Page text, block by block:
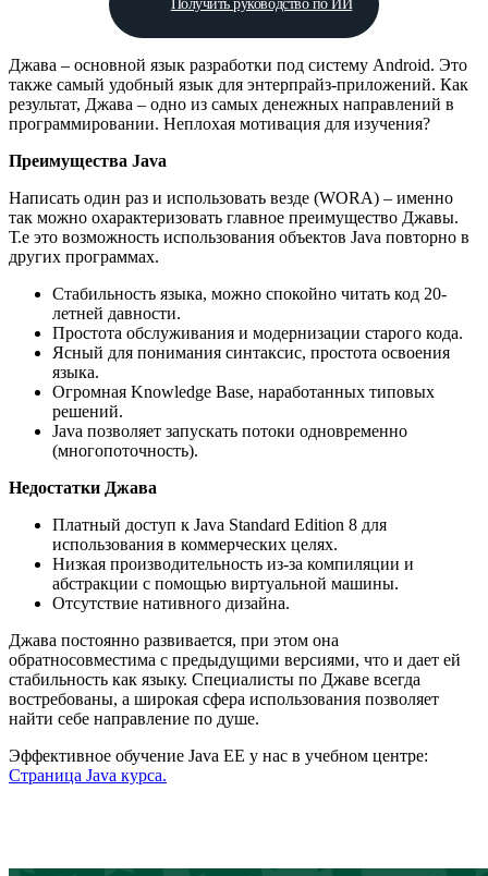
Получить руководство по ИИ
Джава – основной язык разработки под систему Android. Это
также самый удобный язык для энтерпрайз-приложений. Как
результат, Джава – одно из самых денежных направлений в
программировании. Неплохая мотивация для изучения?
Преимущества Java
Написать один раз и использовать везде (WORA) – именно
так можно охарактеризовать главное преимущество Джавы.
Т.е это возможность использования объектов Java повторно в
других программах.
Стабильность языка, можно спокойно читать код 20-
летней давности.
Простота обслуживания и модернизации старого кода.
Ясный для понимания синтаксис, простота освоения
языка.
Огромная Knowledge Base, наработанных типовых
решений.
Java позволяет запускать потоки одновременно
(многопоточность).
Недостатки Джава
Платный доступ к Java Standard Edition 8 для
использования в коммерческих целях.
Низкая производительность из-за компиляции и
абстракции с помощью виртуальной машины.
Отсутствие нативного дизайна.
Джава постоянно развивается, при этом она
обратносовместима с предыдущими версиями, что и дает ей
стабильность как языку. Специалисты по Джаве всегда
востребованы, а широкая сфера использования позволяет
найти себе направление по душе.
Эффективное обучение Java EE у нас в учебном центре:
Страница Java курса.